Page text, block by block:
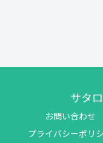
サタ
お問い合わせ
プライバシーポリ